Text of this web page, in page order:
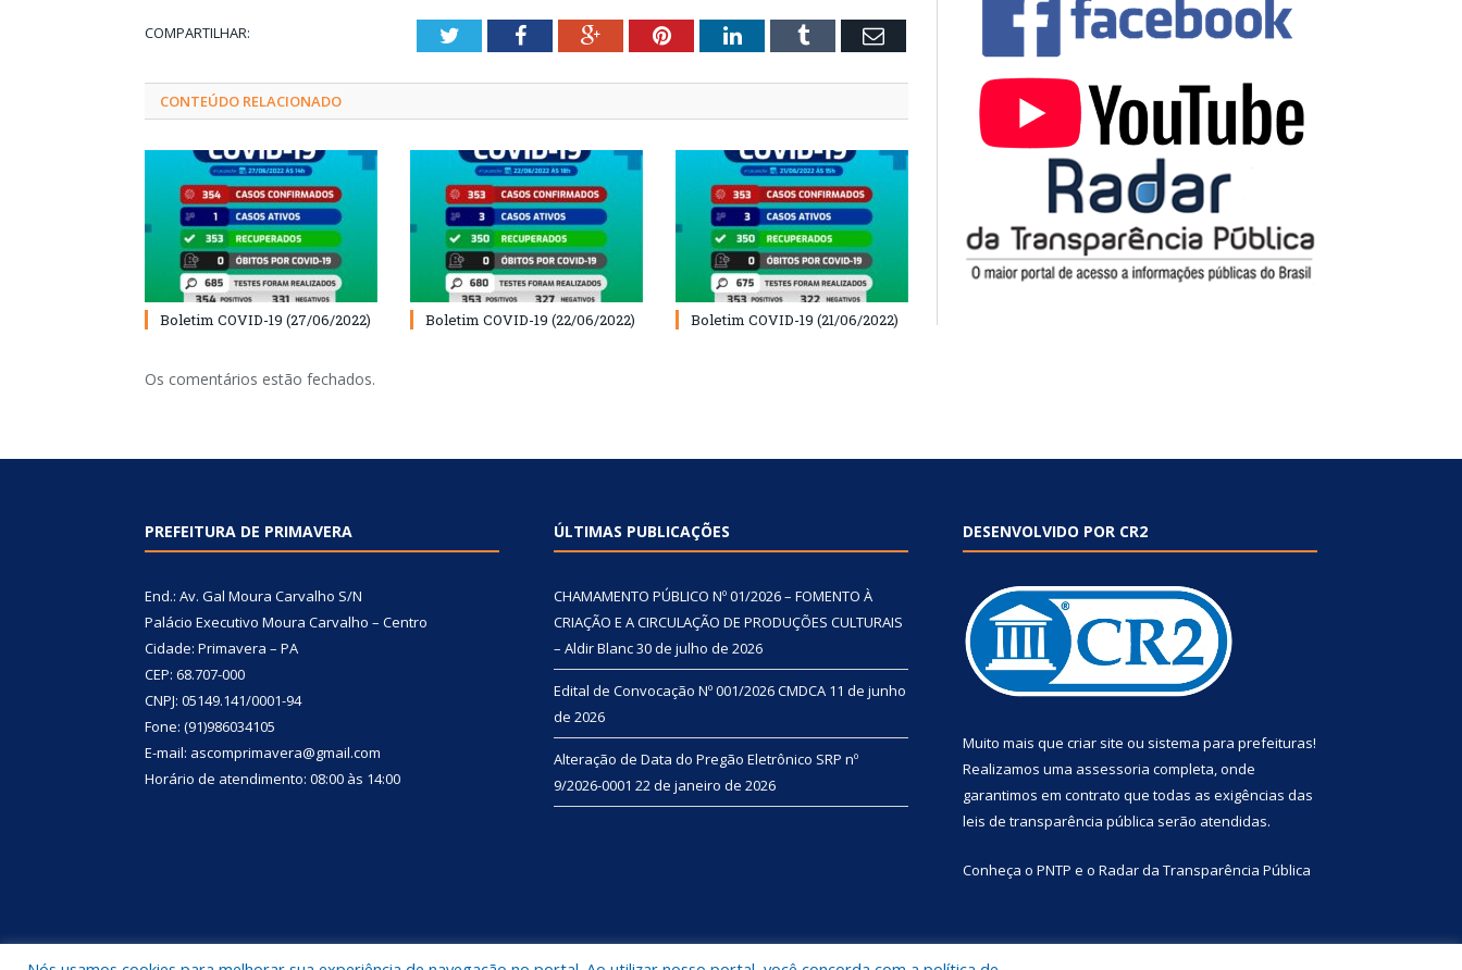
COMPARTILHAR: TwitterFacebookGoogle+PinterestLinkedInTumblr Email
CONTEÚDO RELACIONADO
Boletim COVID-19 (27/06/2022) Boletim COVID-19 (22/06/2022) Boletim COVID-19 (21/06/2022)
Os comentários estão fechados.
PREFEITURA DE PRIMAVERA
End.: Av. Gal Moura Carvalho S/N
Palácio Executivo Moura Carvalho – Centro
Cidade: Primavera – PA
CEP: 68.707-000
CNPJ: 05149.141/0001-94
Fone: (91)986034105
E-mail: ascomprimavera@gmail.com
Horário de atendimento: 08:00 às 14:00
ÚLTIMAS PUBLICAÇÕES
CHAMAMENTO PÚBLICO Nº 01/2026 – FOMENTO À
CRIAÇÃO E A CIRCULAÇÃO DE PRODUÇÕES CULTURAIS
– Aldir Blanc30 de julho de 2026
Edital de Convocação Nº 001/2026 CMDCA 11 de junho
de 2026
Alteração de Data do Pregão Eletrônico SRP nº
9/2026-0001 22 de janeiro de 2026
DESENVOLVIDO POR CR2
Muito mais que criar site ou sistema para prefeituras!
Realizamos uma assessoria completa, onde
garantimos em contrato que todas as exigências das
leis de transparência pública serão atendidas.
Conheça o PNTP e o Radar da Transparência Pública